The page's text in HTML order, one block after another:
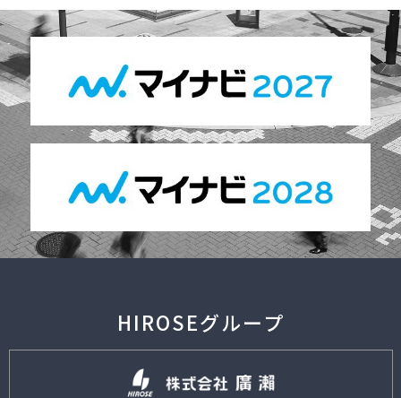
HIROSEグループ